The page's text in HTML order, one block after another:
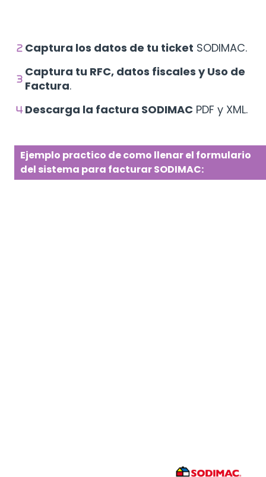
Captura los datos de tu ticket SODIMAC.
Captura tu RFC, datos fiscales y Uso de
Factura.
Descarga la factura SODIMAC PDF y XML.
Ejemplo practico de como llenar el formulario
del sistema para facturar SODIMAC: